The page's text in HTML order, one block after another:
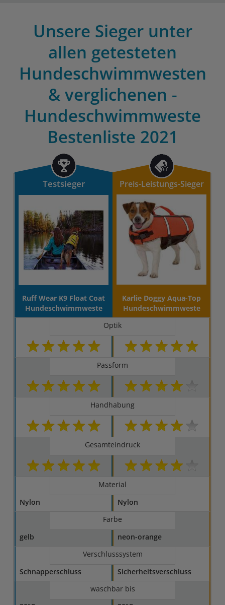
Unsere Sieger unter
allen getesteten
Hundeschwimmwesten
& verglichenen -
Hundeschwimmweste
Bestenliste 2021
Testsieger Preis-Leistungs-Sieger
Ruff Wear K9 Float Coat
Hundeschwimmweste
Karlie Doggy Aqua-Top
Hundeschwimmweste
Optik
Passform
Handhabung
Gesamteindruck
Material
Nylon
Nylon
Farbe
gelb
neon-orange
Verschlusssystem
Schnapperschluss
Sicherheitsverschluss
waschbar bis